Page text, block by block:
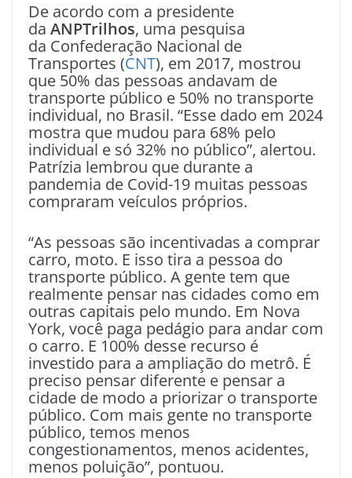
De acordo com a presidente
da ANPTrilhos, uma pesquisa
da Confederação Nacional de
Transportes (CNT), em 2017, mostrou
que 50% das pessoas andavam de
transporte público e 50% no transporte
individual, no Brasil. “Esse dado em 2024
mostra que mudou para 68% pelo
individual e só 32% no público”, alertou.
Patrízia lembrou que durante a
pandemia de Covid-19 muitas pessoas
compraram veículos próprios.
“As pessoas são incentivadas a comprar
carro, moto. E isso tira a pessoa do
transporte público. A gente tem que
realmente pensar nas cidades como em
outras capitais pelo mundo. Em Nova
York, você paga pedágio para andar com
o carro. E 100% desse recurso é
investido para a ampliação do metrô. É
preciso pensar diferente e pensar a
cidade de modo a priorizar o transporte
público. Com mais gente no transporte
público, temos menos
congestionamentos, menos acidentes,
menos poluição”, pontuou.